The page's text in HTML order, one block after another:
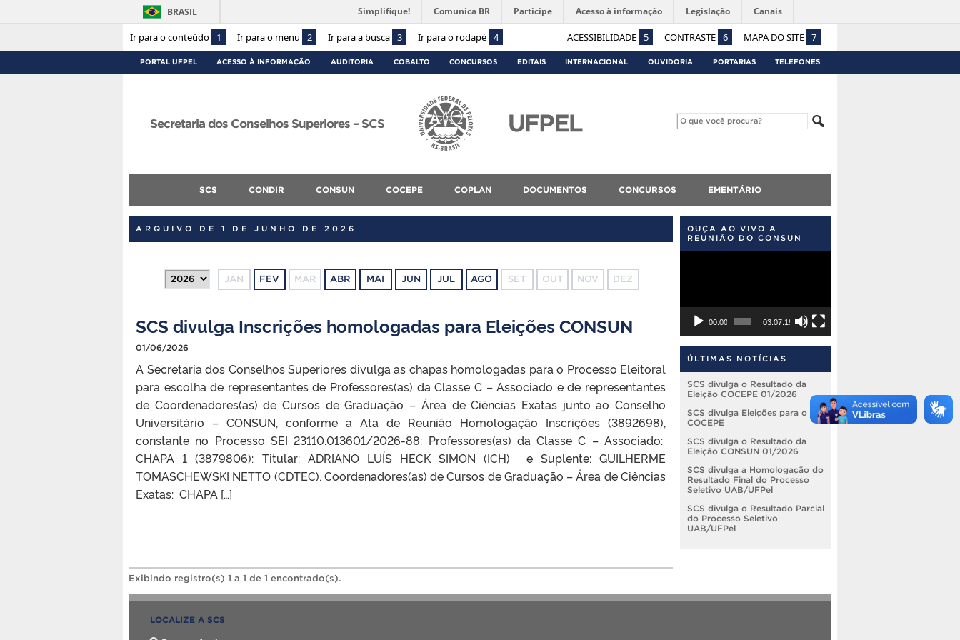
Ir para o conteúdo 1 Ir para o menu 2 Ir para a busca 3 Ir para o rodapé 4 ACESSIBILIDADE 5 CONTRASTE 6 MAPA DO SITE 7
BRASIL Simplifique! Comunica BR Participe Acesso à informação Legislação Canais
PORTAL UFPEL ACESSO À INFORMAÇÃO AUDITORIA COBALTO CONCURSOS EDITAIS INTERNACIONAL OUVIDORIA PORTARIAS TELEFONES
Secretaria dos Conselhos Superiores – SCS
SCS CONDIR CONSUN COCEPE COPLAN DOCUMENTOS CONCURSOS EMENTÁRIO
ARQUIVO DE 1 DE JUNHO DE 2026
JAN FEV MAR ABR MAI JUN JUL AGO SET OUT NOV DEZ
SCS divulga Inscrições homologadas para Eleições CONSUN
01/06/2026
A Secretaria dos Conselhos Superiores divulga as chapas homologadas para o Processo Eleitoral
para escolha de representantes de Professores(as) da Classe C – Associado e de representantes
de Coordenadores(as) de Cursos de Graduação – Área de Ciências Exatas junto ao Conselho
Universitário – CONSUN, conforme a Ata de Reunião Homologação Inscrições (3892698),
constante no Processo SEI 23110.013601/2026-88: Professores(as) da Classe C – Associado:
CHAPA 1 (​​​​​​​3879806): Titular: ADRIANO LUÍS HECK SIMON (ICH) e Suplente: GUILHERME
TOMASCHEWSKI NETTO (CDTEC). Coordenadores(as) de Cursos de Graduação – Área de Ciências
Exatas: CHAPA […]
Exibindo registro(s) 1 a 1 de 1 encontrado(s).
OUÇA AO VIVO A
REUNIÃO DO CONSUN
00:00 03:07:19
ÚLTIMAS NOTÍCIAS
SCS divulga o Resultado da
Eleição COCEPE 01/2026
SCS divulga Eleições para o
COCEPE
SCS divulga o Resultado da
Eleição CONSUN 01/2026
SCS divulga a Homologação do
Resultado Final do Processo
Seletivo UAB/UFPel
SCS divulga o Resultado Parcial
do Processo Seletivo
UAB/UFPel
LOCALIZE A SCS